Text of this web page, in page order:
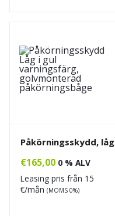
Påkörningsskydd, låg
€165,00 0 % ALV
Leasing pris från 15
€/mån (MOMS 0%)